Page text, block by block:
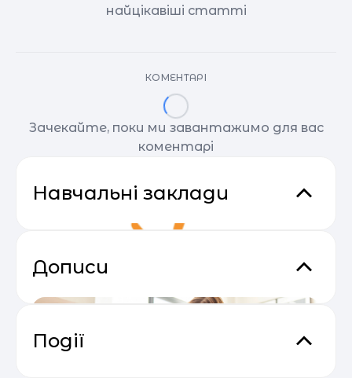
найцікавіші статті
КОМЕНТАРІ
Зачекайте, поки ми завантажимо для вас
коментарі
Навчальні заклади
Дописи
Події